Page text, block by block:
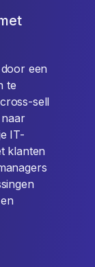
een
te
sell
IT-
klanten